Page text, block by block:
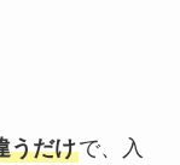
うだけで、入